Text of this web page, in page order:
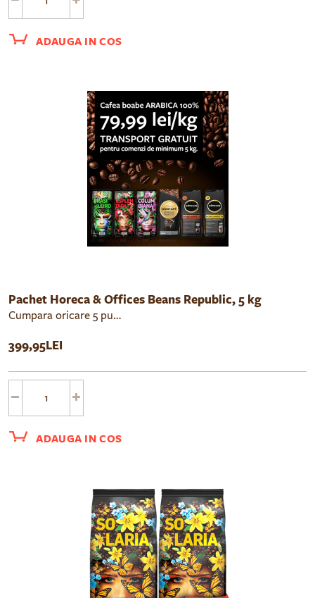
ADAUGA IN COS
Pachet Horeca & Offices Beans Republic, 5 kg
Cumpara oricare 5 pungi de cafea boabe Beans Republic sau Doncafe cu doar 79.99 lei / kg si transport gratuit.
399,95LEI
ADAUGA IN COS